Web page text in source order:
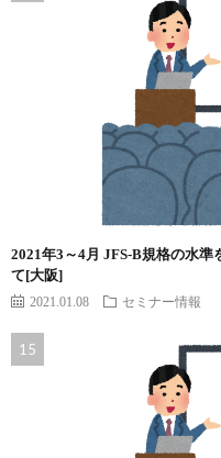
2021年3～4月 JFS-B規格の水
て[大阪]
2021.01.08 セミナー情報